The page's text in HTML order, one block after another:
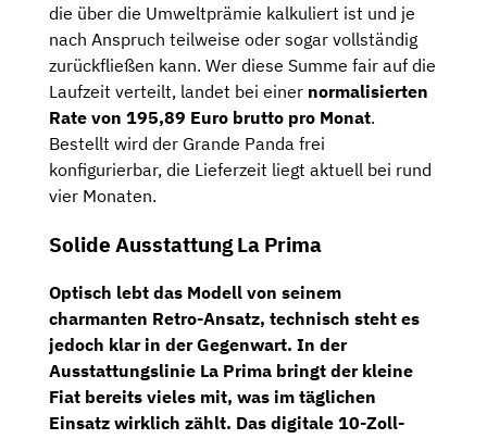
die über die Umweltprämie kalkuliert ist und je
nach Anspruch teilweise oder sogar vollständig
zurückfließen kann. Wer diese Summe fair auf die
Laufzeit verteilt, landet bei einer normalisierten
Rate von 195,89 Euro brutto pro Monat.
Bestellt wird der Grande Panda frei
konfigurierbar, die Lieferzeit liegt aktuell bei rund
vier Monaten.
Solide Ausstattung La Prima
Optisch lebt das Modell von seinem
charmanten Retro-Ansatz, technisch steht es
jedoch klar in der Gegenwart. In der
Ausstattungslinie La Prima bringt der kleine
Fiat bereits vieles mit, was im täglichen
Einsatz wirklich zählt. Das digitale 10-Zoll-